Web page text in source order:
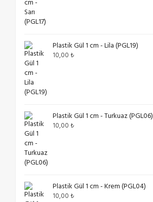
Plastik Gül 1 cm - Lila (PGL19)
10,00₺
Plastik Gül 1 cm - Turkuaz (PGL06)
10,00₺
Plastik Gül 1 cm - Krem (PGL04)
10,00₺